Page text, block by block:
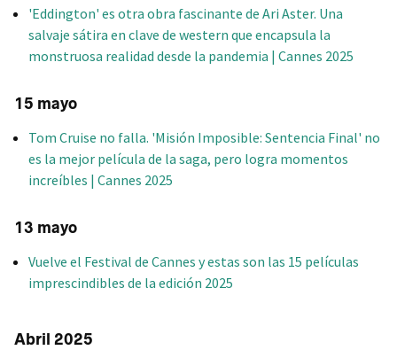
'Eddington' es otra obra fascinante de Ari Aster. Una
salvaje sátira en clave de western que encapsula la
monstruosa realidad desde la pandemia | Cannes 2025
15 mayo
Tom Cruise no falla. 'Misión Imposible: Sentencia Final' no
es la mejor película de la saga, pero logra momentos
increíbles | Cannes 2025
13 mayo
Vuelve el Festival de Cannes y estas son las 15 películas
imprescindibles de la edición 2025
Abril 2025